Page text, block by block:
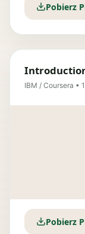
Pobierz
IBM / Coursera •
Pobierz